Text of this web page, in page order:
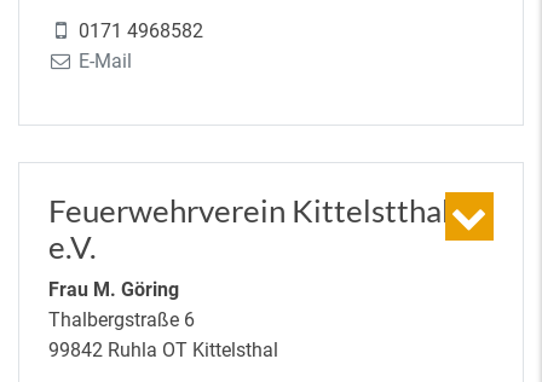
0171 4968582
E-Mail
Feuerwehrverein Kittelstthal
e.V.
Frau M. Göring
Thalbergstraße 6
99842 Ruhla OT Kittelsthal